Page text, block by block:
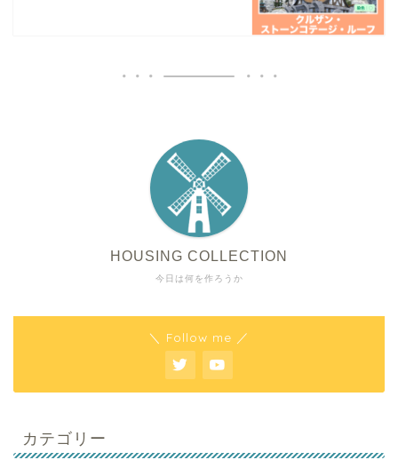
今日は何を作ろうか
HOUSING COLLECTION
＼ Follow me ／
カテゴリー